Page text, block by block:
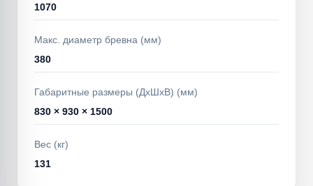
1070
Макс. диаметр бревна (мм)
380
Габаритные размеры (ДхШхВ) (мм)
830 × 930 × 1500
Вес (кг)
131